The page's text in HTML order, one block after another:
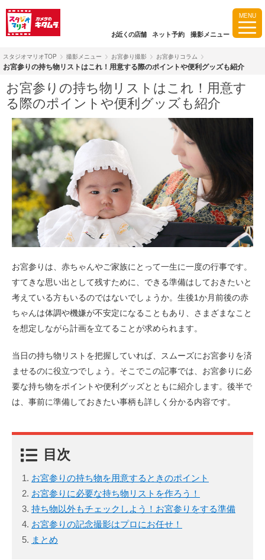
MENU
お近くの店舗 ネット予約 撮影メニュー
スタジオマリオTOP 撮影メニュー お宮参り撮影 お宮参りコラム
お宮参りの持ち物リストはこれ！用意する際のポイントや便利グッズも紹介
お宮参りの持ち物リストはこれ！用意す
る際のポイントや便利グッズも紹介
お宮参りは、赤ちゃんやご家族にとって一生に一度の行事です。
すてきな思い出として残すために、できる準備はしておきたいと
考えている方もいるのではないでしょうか。生後1か月前後の赤
ちゃんは体調や機嫌が不安定になることもあり、さまざまなこと
を想定しながら計画を立てることが求められます。
当日の持ち物リストを把握していれば、スムーズにお宮参りを済
ませるのに役立つでしょう。そこでこの記事では、お宮参りに必
要な持ち物をポイントや便利グッズとともに紹介します。後半で
は、事前に準備しておきたい事柄も詳しく分かる内容です。
目次
お宮参りの持ち物を用意するときのポイント
お宮参りに必要な持ち物リストを作ろう！
持ち物以外もチェックしよう！お宮参りをする準備
お宮参りの記念撮影はプロにお任せ！
まとめ